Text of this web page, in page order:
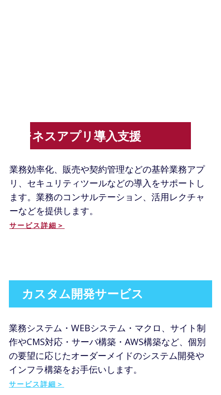
ビジネスアプリ導入支援
業務効率化、販売や契約管理などの基幹業務アプ
リ、セキュリティツールなどの導入をサポートし
ます。業務のコンサルテーション、活用レクチャ
ーなどを提供します。
サービス詳細＞
カスタム開発サービス
業務システム・WEBシステム・マクロ、サイト制
作やCMS対応・サーバ構築・AWS構築など​、個別
の要望に応じたオーダーメイドのシステム開発や
インフラ構築をお手伝いします。
サービス詳細＞